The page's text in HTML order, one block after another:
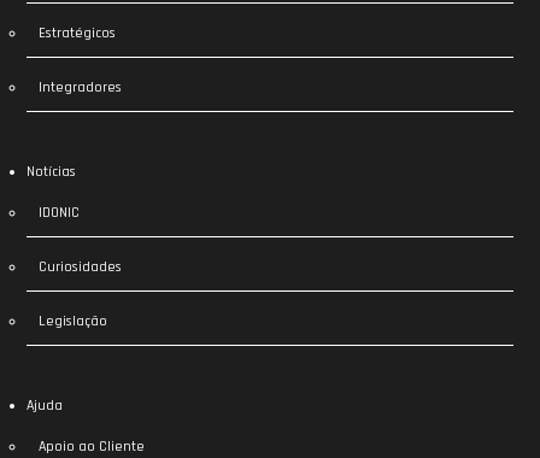
Estratégicos
Integradores
Notícias
IDONIC
Curiosidades
Legislação
Ajuda
Apoio ao Cliente